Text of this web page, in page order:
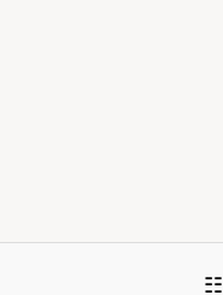
☷